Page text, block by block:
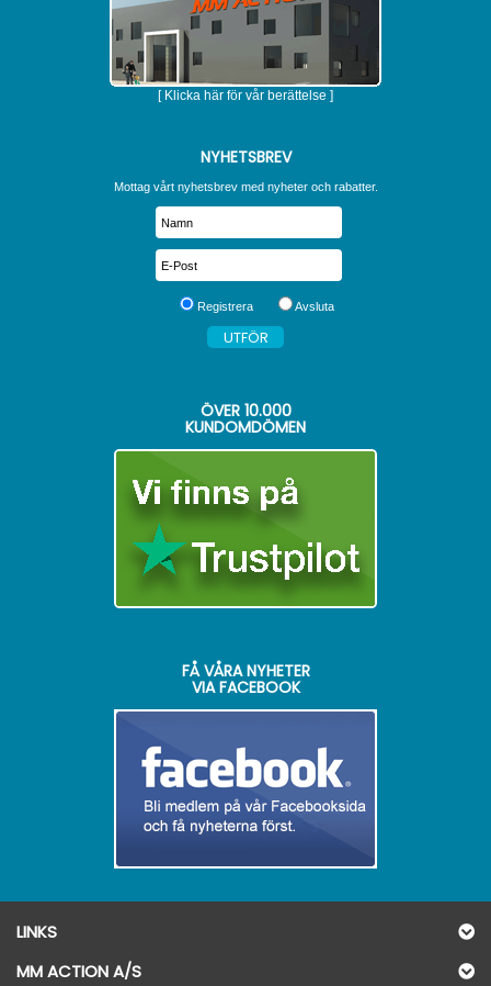
[ Klicka här för vår berättelse ]
NYHETSBREV
Mottag vårt nyhetsbrev med nyheter och rabatter.
Registrera Avsluta
ÖVER 10.000
KUNDOMDÖMEN
FÅ VÅRA NYHETER
VIA FACEBOOK
LINKS
MM ACTION A/S